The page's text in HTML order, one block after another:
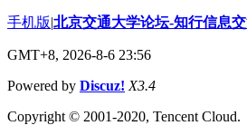
手机版|北京交通大学论坛-知行信息
GMT+8, 2026-8-6 23:56
Powered by Discuz! X3.4
Copyright © 2001-2020, Tencent Cloud.